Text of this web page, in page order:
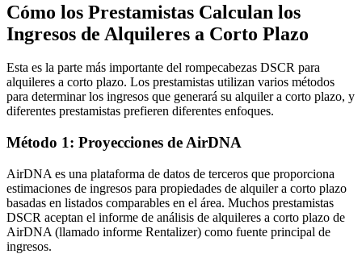
Cómo los Prestamistas Calculan los
Ingresos de Alquileres a Corto Plazo
Esta es la parte más importante del rompecabezas DSCR para
alquileres a corto plazo. Los prestamistas utilizan varios métodos
para determinar los ingresos que generará su alquiler a corto plazo, y
diferentes prestamistas prefieren diferentes enfoques.
Método 1: Proyecciones de AirDNA
AirDNA es una plataforma de datos de terceros que proporciona
estimaciones de ingresos para propiedades de alquiler a corto plazo
basadas en listados comparables en el área. Muchos prestamistas
DSCR aceptan el informe de análisis de alquileres a corto plazo de
AirDNA (llamado informe Rentalizer) como fuente principal de
ingresos.